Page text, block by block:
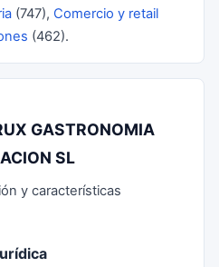
(747), Comercio y retail
(462).
GASTRONOMIA
SL
y características